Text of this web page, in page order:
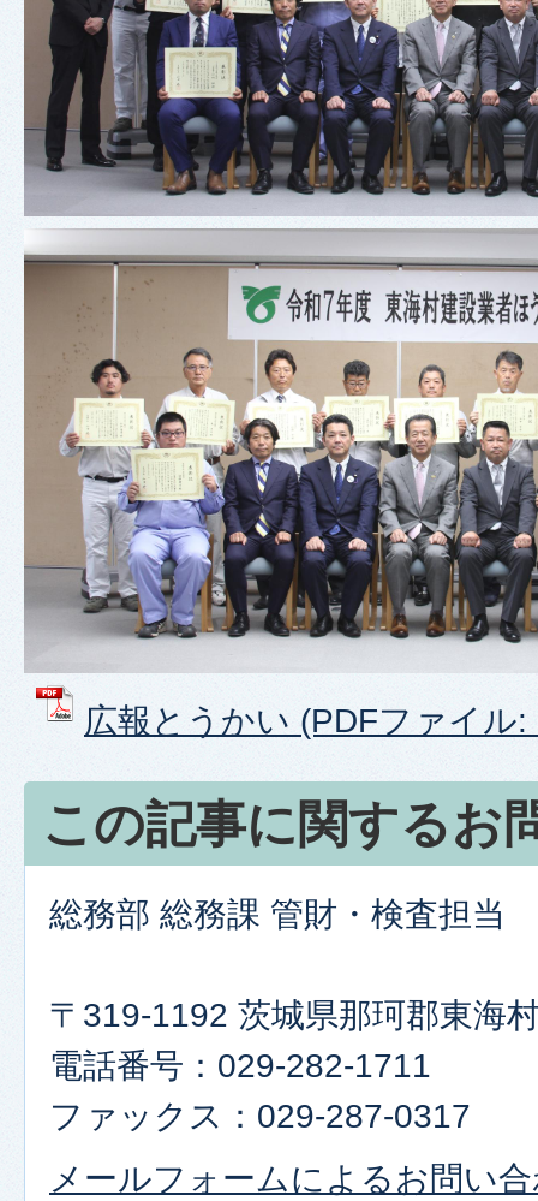
広報とうかい (PDFファイル:
この記事に関するお
総務部 総務課 管財・検査担当
〒319-1192 茨城県那珂郡東海
電話番号：029-282-1711
ファックス：029-287-0317
メールフォームによるお問い